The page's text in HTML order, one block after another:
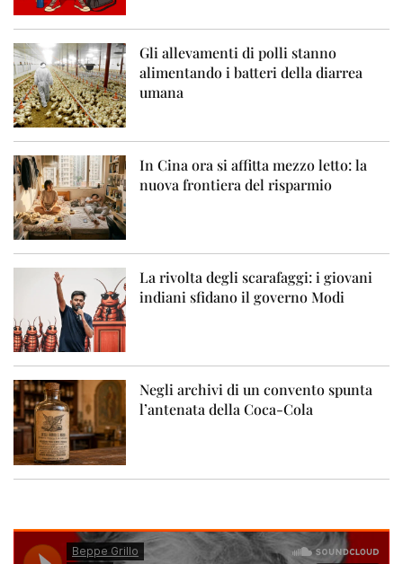
Gli allevamenti di polli stanno
alimentando i batteri della diarrea
umana
In Cina ora si affitta mezzo letto: la
nuova frontiera del risparmio
La rivolta degli scarafaggi: i giovani
indiani sfidano il governo Modi
Negli archivi di un convento spunta
l’antenata della Coca-Cola